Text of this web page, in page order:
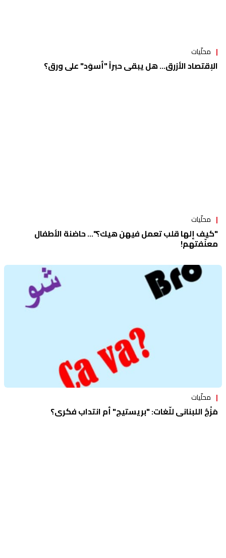
محلّيات
الإقتصاد الأزرق... هل يبقى حبراً "أسوَد" على ورق؟
محلّيات
"كيف إلها قلب تعمل فيهن هيك؟"... حاضنة الأطفال
معنّفتهم!
محلّيات
مَزْجُ اللبناني للّغات: "بريستيج" أم انتداب فكري؟